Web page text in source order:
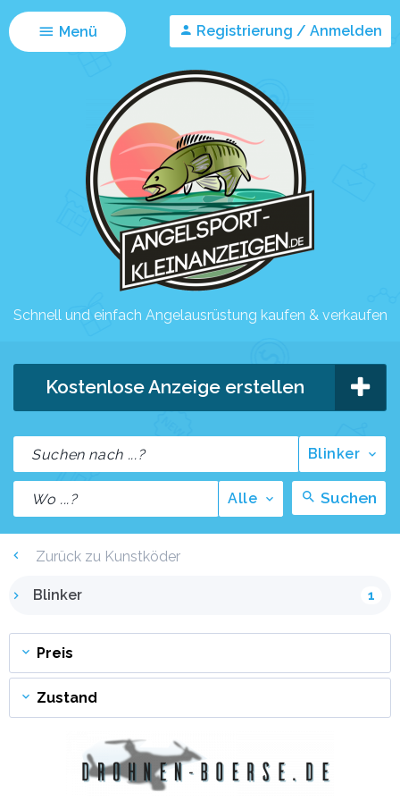
Menü Registrierung / Anmelden
Schnell und einfach Angelausrüstung kaufen & verkaufen
Kostenlose Anzeige erstellen
Blinker
Alle Suchen
Zurück zu Kunstköder
Blinker 1
Preis
Zustand